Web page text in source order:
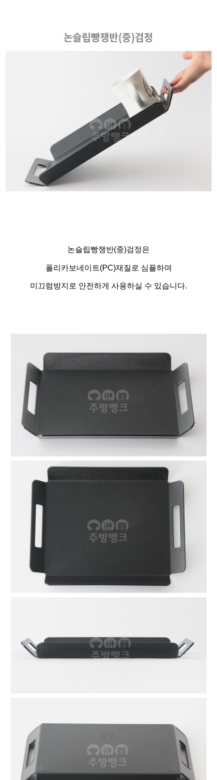
논슬립빵쟁반(중)검정은
폴리카보네이트(PC)재질로 심플하며
미끄럼방지로 안전하게 사용하실 수 있습니다.